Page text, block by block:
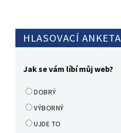
HLASOVACÍ ANKETA
Jak se vám líbí můj web?
DOBRÝ
VÝBORNÝ
UJDE TO